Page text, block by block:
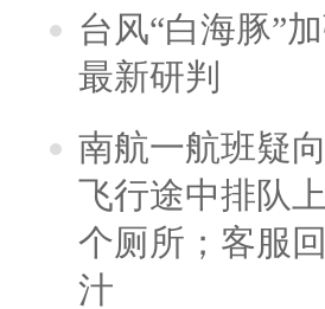
台风“白海豚”
最新研判
南航一航班疑
飞行途中排队
个厕所；客服
汁